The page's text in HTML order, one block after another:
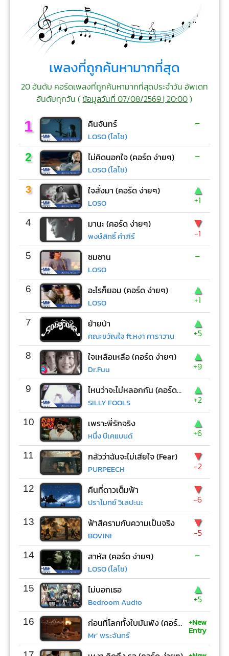
เพลงที่ถูกค้นหามากที่สุด
20 อันดับ คอร์ดเพลงที่ถูกค้นหามากที่สุดประจำวัน อัพเดท
อันดับทุกวัน (ข้อมูลวันที่ 07/08/2569 | 20:00)
1 คืนจันทร์
LOSO (โลโซ)
-
2 ไม่คิดนอกใจ (คอร์ด ง่ายๆ)
LOSO (โลโซ)
-
3 ใจสั่งมา (คอร์ด ง่ายๆ)
LOSO
▲
+1
4 มานะ (คอร์ด ง่ายๆ)
พงษ์สิทธิ์ คำภีร์
▼
-1
5 ซมซาน
LOSO
-
6 อะไรก็ยอม (คอร์ด ง่ายๆ)
LOSO
▲
+1
7 ย้ายป่า
คณะขวัญใจ ft.หงา คาราวาน
▲
+5
8 ใจเหลือเหลือ (คอร์ด ง่ายๆ)
Dr.Fuu
▲
+9
9 ไหนว่าจะไม่หลอกกัน (คอร์ด ง่ายๆ)
SILLY FOOLS
▲
+2
10 เพราะพี่รักจริง
หนึ่ง บีเคแบนด์
▲
+6
11 กลัวว่าฉันจะไม่เสียใจ (Fear)
PURPEECH
▼
-2
12 คืนที่ดาวเต็มฟ้า
ปราโมทย์ วิเลปะนะ
▼
-6
13 ฟ้าสีครามกับความเป็นจริง
BOVINI
▼
-5
14 สาหัส (คอร์ด ง่ายๆ)
LOSO (โลโซ)
-
15 ไม่บอกเธอ
Bedroom Audio
▲
+5
16 ก่อนที่โลกทั้งใบมันพัง (คอร์ด ง่ายๆ)
Mr’ พระจันทร์
+New
Entry